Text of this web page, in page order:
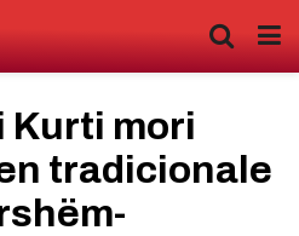
mori
tradicionale